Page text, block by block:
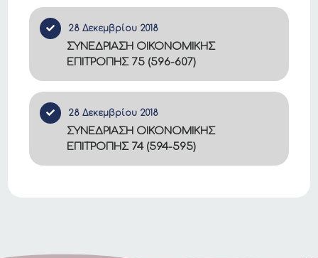
28 Δεκεμβρίου 2018
ΣΥΝΕΔΡΙΑΣΗ ΟΙΚΟΝΟΜΙΚΗΣ
ΕΠΙΤΡΟΠΗΣ 75 (596-607)
28 Δεκεμβρίου 2018
ΣΥΝΕΔΡΙΑΣΗ ΟΙΚΟΝΟΜΙΚΗΣ
ΕΠΙΤΡΟΠΗΣ 74 (594-595)